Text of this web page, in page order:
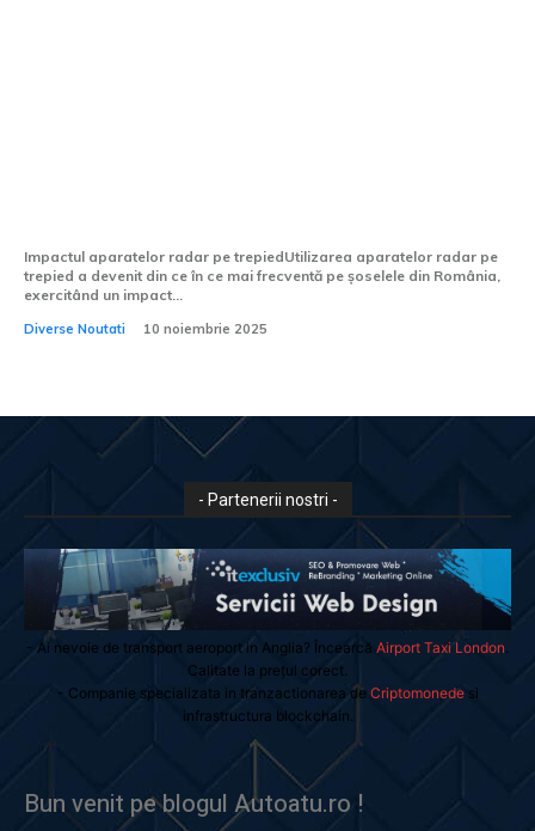
Impactul aparatelor radar pe trepiedUtilizarea aparatelor radar pe
trepied a devenit din ce în ce mai frecventă pe șoselele din România,
exercitând un impact...
Diverse Noutati 10 noiembrie 2025
- Partenerii nostri -
- Ai nevoie de transport aeroport in Anglia? Încearcă Airport Taxi London
Calitate la prețul corect.
- Companie specializata in tranzactionarea de Criptomonedesi
infrastructura blockchain.
Bun venit pe blogul Autoatu.ro !